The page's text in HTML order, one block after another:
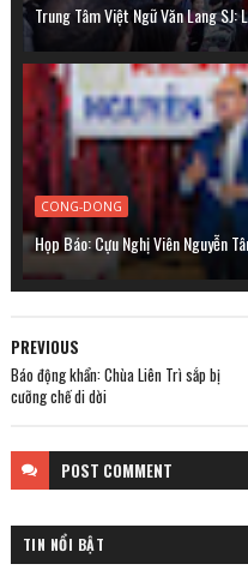
Trung Tâm Việt Ngữ Văn Lang
CONG-DONG
Họp Báo: Cựu Nghị Viên Nguyễn
PREVIOUS
Báo động khẩn: Chùa Liên Trì sắp bị
cưỡng chế di dời
POST COMMENT
TIN NỔI BẬT